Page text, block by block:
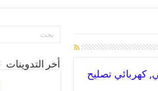
وبنشر, بنجرجي, كهربائي تصليح
أخر التدوينات